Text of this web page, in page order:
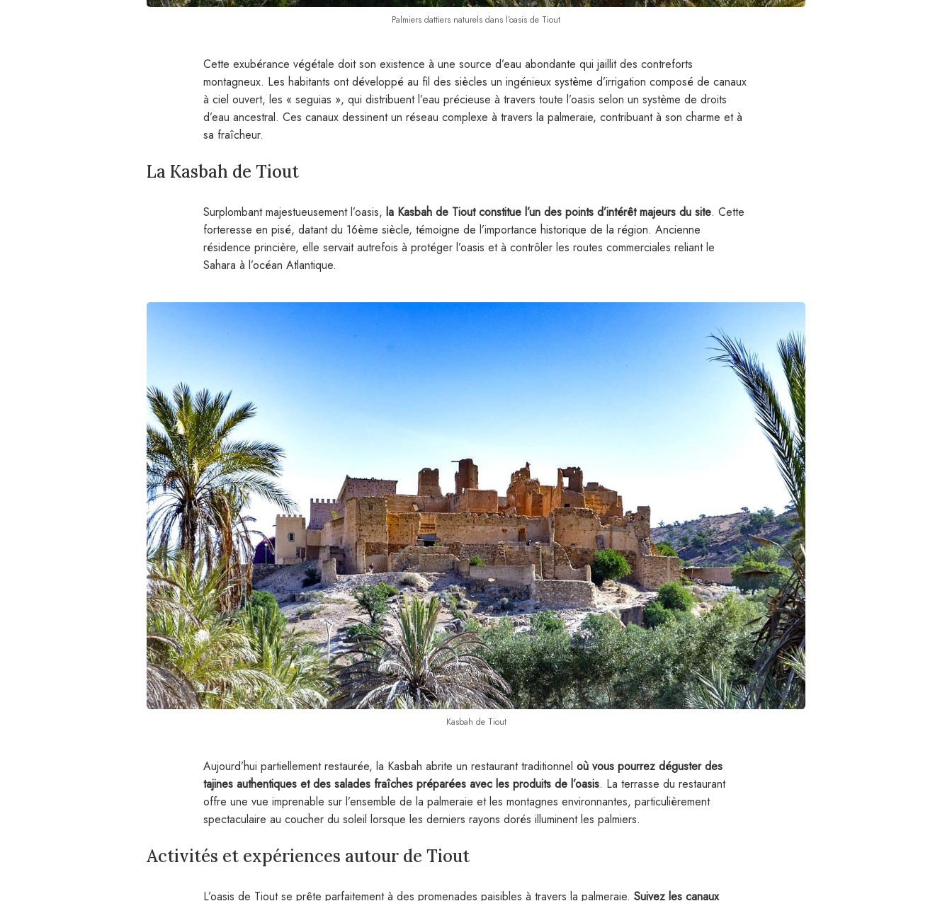
Palmiers dattiers naturels dans l’oasis de Tiout
Cette exubérance végétale doit son existence à une source d’eau abondante qui jaillit des contreforts
montagneux. Les habitants ont développé au fil des siècles un ingénieux système d’irrigation composé de canaux
à ciel ouvert, les « seguias », qui distribuent l’eau précieuse à travers toute l’oasis selon un système de droits
d’eau ancestral. Ces canaux dessinent un réseau complexe à travers la palmeraie, contribuant à son charme et à
sa fraîcheur.
La Kasbah de Tiout
Surplombant majestueusement l’oasis, la Kasbah de Tiout constitue l’un des points d’intérêt majeurs du site. Cette
forteresse en pisé, datant du 16ème siècle, témoigne de l’importance historique de la région. Ancienne
résidence princière, elle servait autrefois à protéger l’oasis et à contrôler les routes commerciales reliant le
Sahara à l’océan Atlantique.
Kasbah de Tiout
Aujourd’hui partiellement restaurée, la Kasbah abrite un restaurant traditionnel où vous pourrez déguster des
tajines authentiques et des salades fraîches préparées avec les produits de l’oasis. La terrasse du restaurant
offre une vue imprenable sur l’ensemble de la palmeraie et les montagnes environnantes, particulièrement
spectaculaire au coucher du soleil lorsque les derniers rayons dorés illuminent les palmiers.
Activités et expériences autour de Tiout
L’oasis de Tiout se prête parfaitement à des promenades paisibles à travers la palmeraie. Suivez les canaux